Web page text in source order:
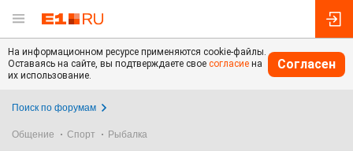
На информационном ресурсе применяются cookie-файлы.
Оставаясь на сайте, вы подтверждаете свое согласие на
их использование.
Согласен
Поиск по форумам
Общение Спорт Рыбалка